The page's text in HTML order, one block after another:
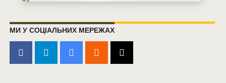
МИ У СОЦІАЛЬНИХ МЕРЕЖАХ